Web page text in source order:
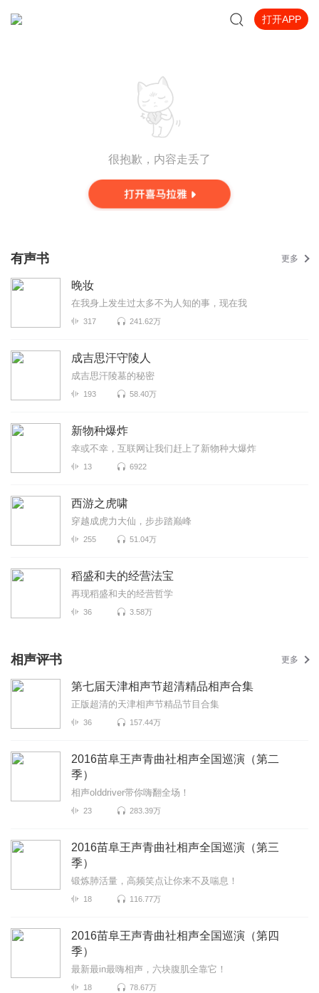
打开APP
很抱歉，内容走丢了
有声书 更多
晚妆
在我身上发生过太多不为人知的事，现在我
317 241.62万
成吉思汗守陵人
成吉思汗陵墓的秘密
193 58.40万
新物种爆炸
幸或不幸，互联网让我们赶上了新物种大爆炸
13 6922
西游之虎啸
穿越成虎力大仙，步步踏巅峰
255 51.04万
稻盛和夫的经营法宝
再现稻盛和夫的经营哲学
36 3.58万
相声评书 更多
第七届天津相声节超清精品相声合集
正版超清的天津相声节精品节目合集
36 157.44万
2016苗阜王声青曲社相声全国巡演（第二
季）
相声olddriver带你嗨翻全场！
23 283.39万
2016苗阜王声青曲社相声全国巡演（第三
季）
锻炼肺活量，高频笑点让你来不及喘息！
18 116.77万
2016苗阜王声青曲社相声全国巡演（第四
季）
最新最in最嗨相声，六块腹肌全靠它！
18 78.67万